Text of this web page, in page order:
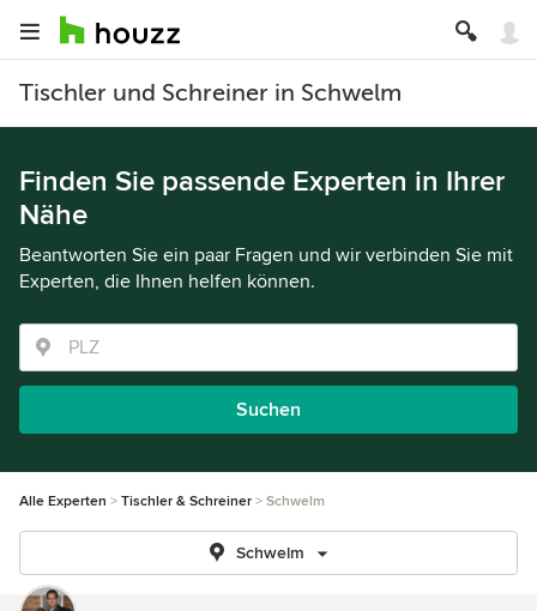
Tischler und Schreiner in Schwelm
Finden Sie passende Experten in Ihrer
Nähe
Beantworten Sie ein paar Fragen und wir verbinden Sie mit
Experten, die Ihnen helfen können.
Suchen
Alle Experten Tischler & Schreiner Schwelm
Schwelm